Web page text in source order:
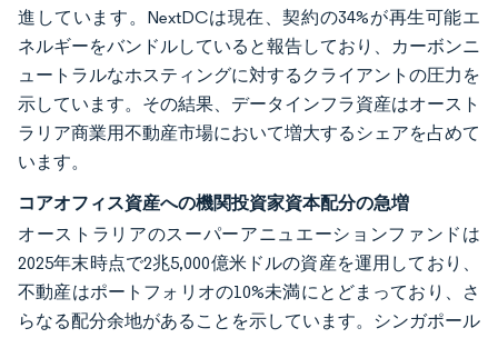
進しています。NextDCは現在、契約の34%が再生可能エ
ネルギーをバンドルしていると報告しており、カーボンニ
ュートラルなホスティングに対するクライアントの圧力を
示しています。その結果、データインフラ資産はオースト
ラリア商業用不動産市場において増大するシェアを占めて
います。
コアオフィス資産への機関投資家資本配分の急増
オーストラリアのスーパーアニュエーションファンドは
2025年末時点で2兆5,000億米ドルの資産を運用しており、
不動産はポートフォリオの10%未満にとどまっており、さ
らなる配分余地があることを示しています。シンガポール